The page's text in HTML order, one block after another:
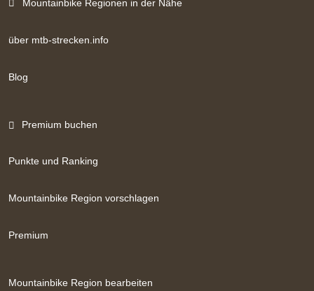
Mountainbike Regionen in der Nähe
über mtb-strecken.info
Blog
Premium buchen
Punkte und Ranking
Mountainbike Region vorschlagen
Premium
Mountainbike Region bearbeiten